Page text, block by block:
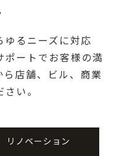
ゆるニーズに対応
ポートでお客様の満
店舗、ビル、商業
い。
リノベーション